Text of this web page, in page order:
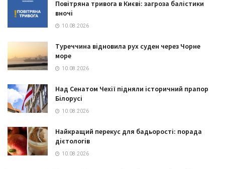
Повітряна тривога в Києві: загроза балістики
вночі
10.08.2026
Туреччина відновила рух суден через Чорне
море
10.08.2026
Над Сенатом Чехії підняли історичний прапор
Білорусі
10.08.2026
Найкращий перекус для бадьорості: порада
дієтологів
10.08.2026